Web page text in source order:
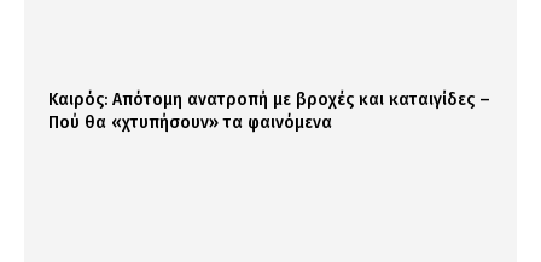
Καιρός: Απότομη ανατροπή με βροχές και καταιγίδες –
Πού θα «χτυπήσουν» τα φαινόμενα